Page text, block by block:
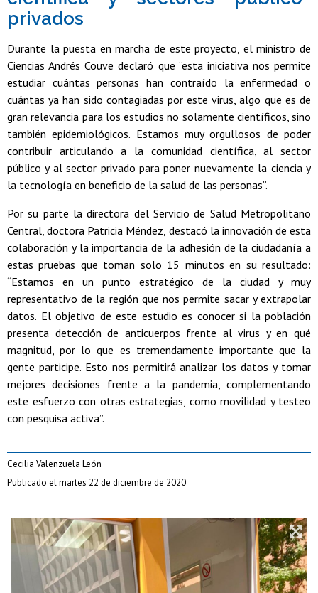
privados
Durante la puesta en marcha de este proyecto, el ministro de
Ciencias Andrés Couve declaró que “esta iniciativa nos permite
estudiar cuántas personas han contraído la enfermedad o
cuántas ya han sido contagiadas por este virus, algo que es de
gran relevancia para los estudios no solamente científicos, sino
también epidemiológicos. Estamos muy orgullosos de poder
contribuir articulando a la comunidad científica, al sector
público y al sector privado para poner nuevamente la ciencia y
la tecnología en beneficio de la salud de las personas”.
Por su parte la directora del Servicio de Salud Metropolitano
Central, doctora Patricia Méndez, destacó la innovación de esta
colaboración y la importancia de la adhesión de la ciudadanía a
estas pruebas que toman solo 15 minutos en su resultado:
“Estamos en un punto estratégico de la ciudad y muy
representativo de la región que nos permite sacar y extrapolar
datos. El objetivo de este estudio es conocer si la población
presenta detección de anticuerpos frente al virus y en qué
magnitud, por lo que es tremendamente importante que la
gente participe. Esto nos permitirá analizar los datos y tomar
mejores decisiones frente a la pandemia, complementando
este esfuerzo con otras estrategias, como movilidad y testeo
con pesquisa activa”.
Cecilia Valenzuela León
Publicado el martes 22 de diciembre de 2020